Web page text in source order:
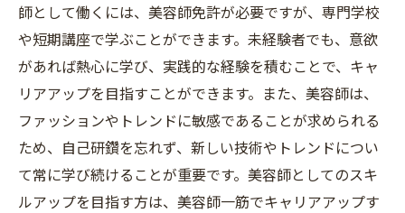
師として働くには、美容師免許が必要ですが、専門学校
や短期講座で学ぶことができます。未経験者でも、意欲
があれば熱心に学び、実践的な経験を積むことで、キャ
リアアップを目指すことができます。また、美容師は、
ファッションやトレンドに敏感であることが求められる
ため、自己研鑽を忘れず、新しい技術やトレンドについ
て常に学び続けることが重要です。美容師としてのスキ
ルアップを目指す方は、美容師一筋でキャリアアップす